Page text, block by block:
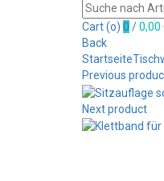
Cart (o) 0 /0,00
Back
Startseite
Previous
Next product